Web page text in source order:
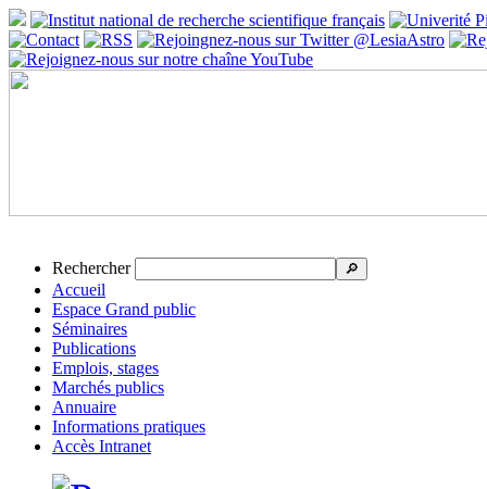
Rechercher 🔎
Accueil
Espace Grand public
Séminaires
Publications
Emplois, stages
Marchés publics
Annuaire
Informations pratiques
Accès Intranet